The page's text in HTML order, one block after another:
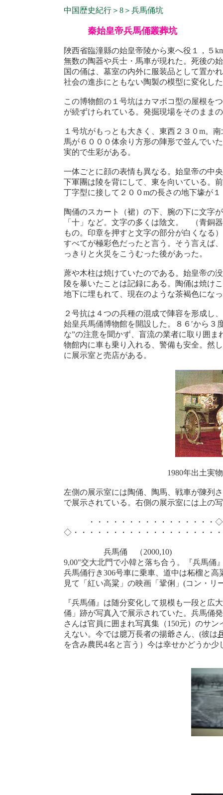
中国歴史紀行＞8＞兵馬俑坑
秦始皇帝兵馬俑叢葬坑
陜西省臨潼縣の始皇帝陵から東へ役１，５
無数の陶器や兵士・馬車が現れた。死後の
国の俑は、墓室の内外に服装品として置か
社会の進歩にともない陶製の模型に変化し
この博物館の１号坑はカマボコ型の屋根を
が続ずけられている。発掘現場をそのまま
１号坑がもっとも大きく、東西２３０m。
馬が６０００体余り方形の陣形で並んでい
実的で生彩がある。
一体ごとに顔の表情も異なる。始皇帝の中
下軍團は陵を背にして、東を向いている。
丁字型に接して２００mの長さの地下壕が
陶俑のスカート（裙）の下、腕の下に文字
「十」など。文字の多くは陰文。 （青銅
もの。印章を押すと文字の部分が白くな
すべてが極彩色だったと言う。そう言えば
っきりと火災をこうむった後があった。
蓆や木柱は焼けていたのである。始皇帝の
陵を暴いたことは記録にある。陶俑は焼け
地下に埋もれて、現在のような茶褐色にな
２号抗は４つの兵種の混成で陣容を形成し
始皇兵馬俑博物館を開設した。８６′から３
な”の注意を聞かず、盲流の業者に取り囲
物館内に車も乗り入れる、警備も安全。然
に展示室と売店がある。
1980年出土実物の二分
左側の展示室には陶俑、陶馬、戦車が陳列
で展示されている。右側の展示室には上の
・・・・・・・・・・・・・・・・◇
◇・・・・・・・・・・・・・・・・・・・
兵馬俑 （2000,10)
9,00"交大北門で小韓と落ち合う。『兵馬俑
兵馬俑行き306号車に乗車、道中は柘榴と
見て「紅い高粱」の映画「鞏俐」(コン・リ
『兵馬俑』は随分変化して規模も一段と広
俑」跡が写真入で展示されていた。兵馬俑
さんは官員に囲まれ写真集（150元）のサ
えない。今では臆万長者の揚爺さん、(彼は
を含み農民4名と言う）今は幸せかどうか少